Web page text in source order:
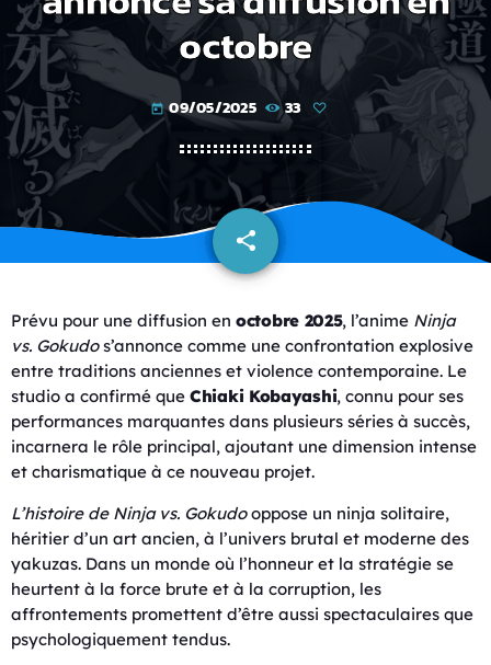
octobre
today 09/05/2025 33
share
email
Prévu pour une diffusion en octobre 2025, l’anime Ninja
vs. Gokudos’annonce comme une confrontation explosive
entre traditions anciennes et violence contemporaine. Le
studio a confirmé que Chiaki Kobayashi, connu pour ses
performances marquantes dans plusieurs séries à succès,
incarnera le rôle principal, ajoutant une dimension intense
et charismatique à ce nouveau projet.
L’histoire de Ninja vs. Gokudooppose un ninja solitaire,
héritier d’un art ancien, à l’univers brutal et moderne des
yakuzas. Dans un monde où l’honneur et la stratégie se
heurtent à la force brute et à la corruption, les
affrontements promettent d’être aussi spectaculaires que
psychologiquement tendus.